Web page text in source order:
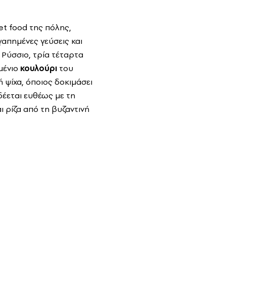
food της πόλης,
γεύσεις και
τρία τέταρτα
κουλούρι του
όποιος δοκιμάσει
ευθέως με τη
από τη βυζαντινή